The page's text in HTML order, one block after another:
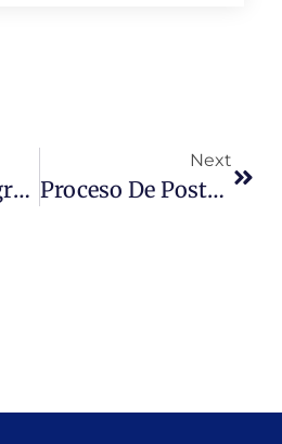
Becas De Postgrado Para Titulados/as Y Licenciados/as UMC, Convocatoria Segundo Semestre 2022
Next
Proceso De Postulación Becas UMC 2023